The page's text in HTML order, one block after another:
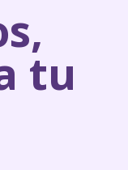
tu